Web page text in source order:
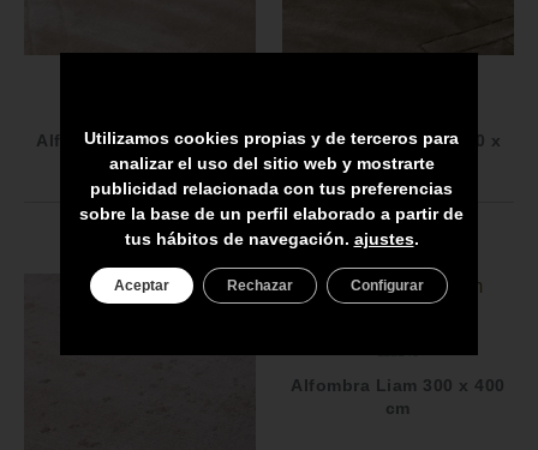
Alfombra La Belle 300 x
400 cm
Alfombra La Belle 300 x
400 cm
Alfombra Liam 300 x 400
cm
Utilizamos cookies propias y de terceros para
analizar el uso del sitio web y mostrarte
publicidad relacionada con tus preferencias
sobre la base de un perfil elaborado a partir de
tus hábitos de navegación. ajustes.
Aceptar Rechazar Configurar